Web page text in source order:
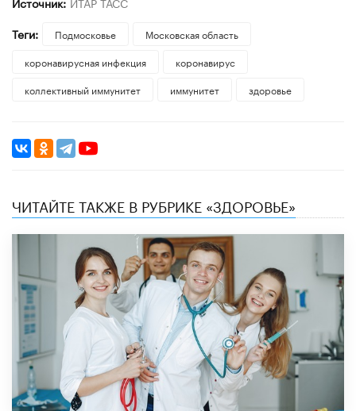
Теги:
Подмосковье
Московская область
коронавирусная инфекция
коронавирус
коллективный иммунитет
иммунитет здоровье
ЧИТАЙТЕ ТАКЖЕ В РУБРИКЕ «ЗДОРОВЬЕ»